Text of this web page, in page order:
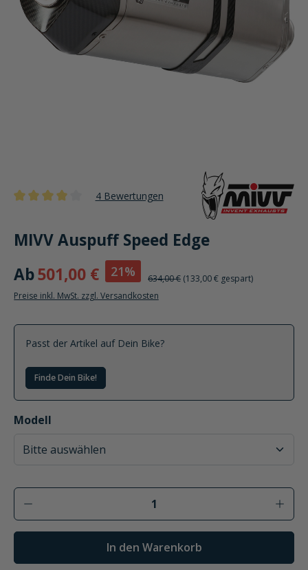
Durchschnittliche Bewertung von 4 von 5 Sternen
4 Bewertungen
MIVV Auspuff Speed Edge
Ab501,00 € 21% 634,00 € (133,00 € gespart)
Preise inkl. MwSt. zzgl. Versandkosten
Passt der Artikel auf Dein Bike?
Finde Dein Bike!
Modell
auswählen
Produkt Anzahl: Gib den gewünschten
In den Warenkorb